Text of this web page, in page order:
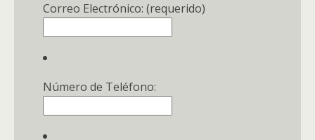
Correo Electrónico: (requerido)
Número de Teléfono: